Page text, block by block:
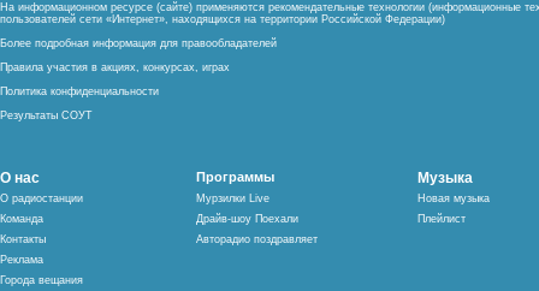
На информационном ресурсе (сайте) применяются рекомендательные технологии (информационные
пользователей сети «Интернет», находящихся на территории Российской Федерации)
Более подробная информация для правообладателей
Правила участия в акциях, конкурсах, играх
Политика конфиденциальности
Результаты СОУТ
О нас
О радиостанции
Команда
Контакты
Реклама
Города вещания
Программы
Мурзилки Live
Драйв-шоу Поехали
Авторадио поздравляет
Музыка
Новая музыка
Плейлист